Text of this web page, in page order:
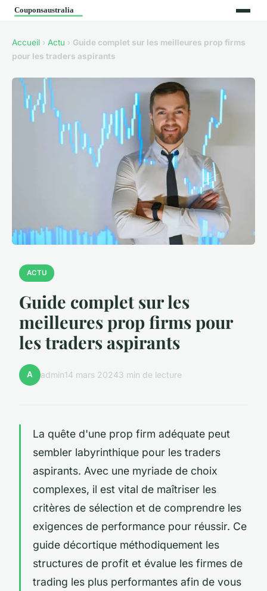
Accueil › Actu › Guide complet sur les meilleures prop firms
pour les traders aspirants
ACTU
Guide complet sur les
meilleures prop firms pour
les traders aspirants
A admin14 mars 20243 min de lecture
La quête d'une prop firm adéquate peut
sembler labyrinthique pour les traders
aspirants. Avec une myriade de choix
complexes, il est vital de maîtriser les
critères de sélection et de comprendre les
exigences de performance pour réussir. Ce
guide décortique méthodiquement les
structures de profit et évalue les firmes de
trading les plus performantes afin de vous